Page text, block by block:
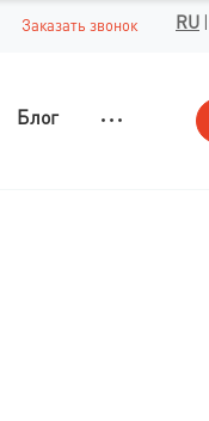
RU
Заказать звонок
Блог